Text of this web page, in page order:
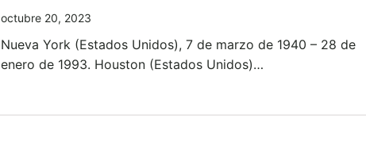
octubre 20, 2023
Nueva York (Estados Unidos), 7 de marzo de 1940 – 28 de
enero de 1993. Houston (Estados Unidos)…